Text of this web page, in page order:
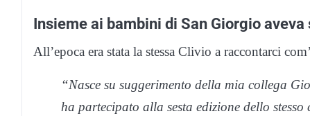
Insieme ai bambini di San Giorgio
All’epoca era stata la stessa Clivio a raccontarci
“Nasce su suggerimento della mia collega
ha partecipato alla sesta edizione dello